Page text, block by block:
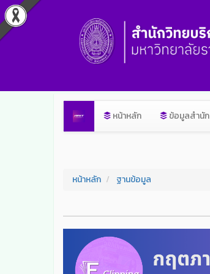
หน้าหลัก ข้อมูลสำนัก
หน้าหลัก ฐานข้อมูล